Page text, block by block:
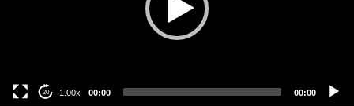
00:00
00:00
1.00x
20